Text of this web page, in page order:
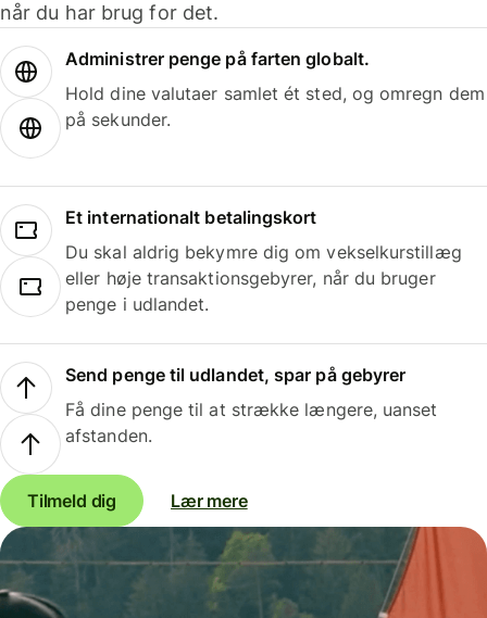
når du har brug for det.
Administrer penge på farten globalt.
Hold dine valutaer samlet ét sted, og omregn dem
på sekunder.
Et internationalt betalingskort
Du skal aldrig bekymre dig om vekselkurstillæg
eller høje transaktionsgebyrer, når du bruger
penge i udlandet.
Send penge til udlandet, spar på gebyrer
Få dine penge til at strække længere, uanset
afstanden.
Tilmeld dig Lær mere